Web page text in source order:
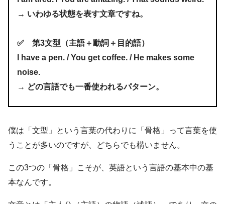
→ いわゆる状態を表す文章ですね。
✅️ 第3文型（主語＋動詞＋目的語）
I have a pen. / You get coffee. / He makes some
noise.
→ どの言語でも一番使われるパターン。
僕は「文型」という言葉の代わりに「骨格」って言葉を使
うことが多いのですが、どちらでも構いません。
この3つの「骨格」こそが、英語という言語の基本中の基
本なんです。